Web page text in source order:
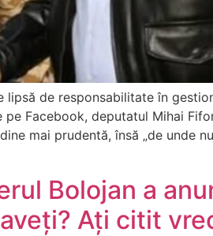
lipsă de responsabilitate în
Facebook, deputatul Mihai
mai prudentă, însă „de unde
Bolojan a
Ați citit